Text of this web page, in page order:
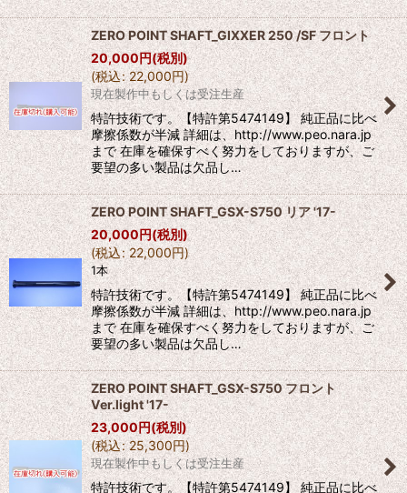
ZERO POINT SHAFT_GIXXER 250 /SF フロント
20,000円(税別)
(税込: 22,000円)
現在製作中もしくは受注生産
特許技術です。【特許第5474149】 純正品に比べ
摩擦係数が半減 詳細は、http://www.peo.nara.jp
まで 在庫を確保すべく努力をしておりますが、ご
要望の多い製品は欠品し…
ZERO POINT SHAFT_GSX-S750 リア '17-
20,000円(税別)
(税込: 22,000円)
1本
特許技術です。【特許第5474149】 純正品に比べ
摩擦係数が半減 詳細は、http://www.peo.nara.jp
まで 在庫を確保すべく努力をしておりますが、ご
要望の多い製品は欠品し…
ZERO POINT SHAFT_GSX-S750 フロント
Ver.light '17-
23,000円(税別)
(税込: 25,300円)
現在製作中もしくは受注生産
特許技術です。【特許第5474149】 純正品に比べ